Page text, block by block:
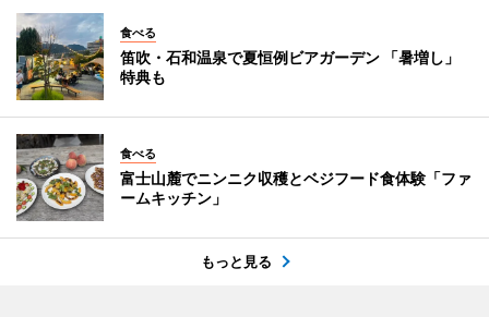
食べる
笛吹・石和温泉で夏恒例ビアガーデン 「暑増し」
特典も
食べる
富士山麓でニンニク収穫とベジフード食体験「ファ
ームキッチン」
もっと見る